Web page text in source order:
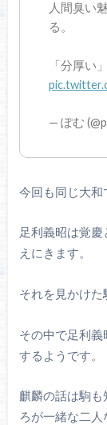
人間臭い
る。
「分厚い
— ぽむ
今回も同じ大和
足利義昭は覚
えにきます。
それを見かけた
その中で足利
するようです。
麒麟の話は駒も
ろが一緒な二